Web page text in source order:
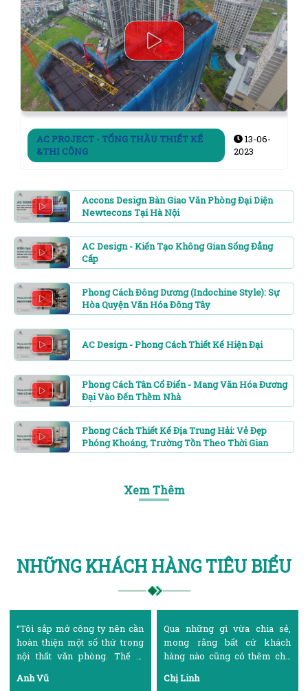
AC PROJECT - TỔNG THẦU THIẾT KẾ
&THI CÔNG
13-06-
2023
Accons Design Bàn Giao Văn Phòng Đại Diện
Newtecons Tại Hà Nội
AC Design - Kiến Tạo Không Gian Sống Đẳng
Cấp
Phong Cách Đông Dương (Indochine Style): Sự
Hòa Quyện Văn Hóa Đông Tây
AC Design - Phong Cách Thiết Kế Hiện Đại
Phong Cách Tân Cổ Điển - Mang Văn Hóa Đương
Đại Vào Đến Thềm Nhà
Phong Cách Thiết Kế Địa Trung Hải: Vẻ Đẹp
Phóng Khoáng, Trường Tồn Theo Thời Gian
Xem Thêm
NHỮNG KHÁCH HÀNG TIÊU BIỂU
Qua những gì vừa chia sẻ,
mong rằng bất cứ khách
hàng nào cũng có thêm cho
một địa chỉ thi công lắp đặt
Chị Linh
“Ngày xưa, lúc mời lập gia
đình, tôi luôn ước mơ mình có
căn nhà đủ rộng và khang
Thế là tôi miệt mài làm việc
Chị Tuyết